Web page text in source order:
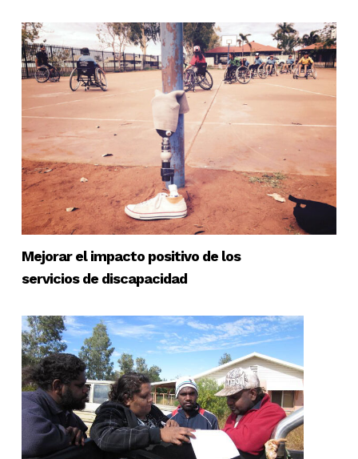
Mejorar el impacto positivo de los
servicios de discapacidad